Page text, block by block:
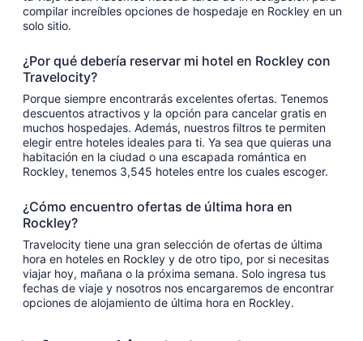
compilar increíbles opciones de hospedaje en Rockley en un
solo sitio.
¿Por qué debería reservar mi hotel en Rockley con
Travelocity?
Porque siempre encontrarás excelentes ofertas. Tenemos
descuentos atractivos y la opción para cancelar gratis en
muchos hospedajes. Además, nuestros filtros te permiten
elegir entre hoteles ideales para ti. Ya sea que quieras una
habitación en la ciudad o una escapada romántica en
Rockley, tenemos 3,545 hoteles entre los cuales escoger.
¿Cómo encuentro ofertas de última hora en
Rockley?
Travelocity tiene una gran selección de ofertas de última
hora en hoteles en Rockley y de otro tipo, por si necesitas
viajar hoy, mañana o la próxima semana. Solo ingresa tus
fechas de viaje y nosotros nos encargaremos de encontrar
opciones de alojamiento de última hora en Rockley.